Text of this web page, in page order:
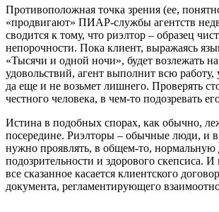
Противоположная точка зрения (ее,
«продвигают» ПИАР-службы агентств
сводится к тому, что риэлтор – образец
непорочности. Пока клиент, выражаясь
«Тысячи и одной ночи», будет возлежать
удовольствий, агент выполнит всю работу,
да еще и не возьмет лишнего. Проверять
честного человека, в чем-то подозревать
Истина в подобных спорах, как обычно,
посередине. Риэлторы – обычные люди, и
нужно проявлять, в общем-то, нормальную
подозрительности и здорового скепсиса.
все сказанное касается клиентского
документа, регламентирующего